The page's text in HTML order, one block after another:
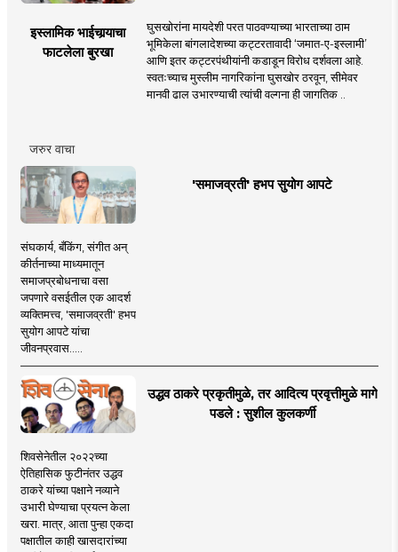
इस्लामिक भाईचार्‍याचा
फाटलेला बुरखा
घुसखोरांना मायदेशी परत पाठवण्याच्या भारताच्या ठाम
भूमिकेला बांगलादेशच्या कट्टरतावादी ‘जमात-ए-इस्लामी’
आणि इतर कट्टरपंथीयांनी कडाडून विरोध दर्शवला आहे.
स्वतःच्याच मुस्लीम नागरिकांना घुसखोर ठरवून, सीमेवर
मानवी ढाल उभारण्याची त्यांची वल्गना ही जागतिक ..
जरुर वाचा
'समाजव्रती' हभप सुयोग आपटे
संघकार्य, बँकिंग, संगीत अन्
कीर्तनाच्या माध्यमातून
समाजप्रबोधनाचा वसा
जपणारे वसईतील एक आदर्श
व्यक्तिमत्त्व, 'समाजव्रती' हभप
सुयोग आपटे यांचा
जीवनप्रवास.....
उद्धव ठाकरे प्रकृतीमुळे, तर आदित्य प्रवृत्तीमुळे मागे
पडले : सुशील कुलकर्णी
शिवसेनेतील २०२२च्या
ऐतिहासिक फुटीनंतर उद्धव
ठाकरे यांच्या पक्षाने नव्याने
उभारी घेण्याचा प्रयत्न केला
खरा. मात्र, आता पुन्हा एकदा
पक्षातील काही खासदारांच्या